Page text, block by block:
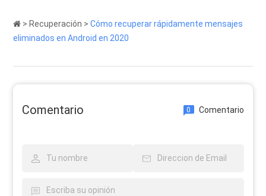
> Recuperación >Cómo recuperar rápidamente mensajes
eliminados en Android en 2020
Comentario 0 Comentario